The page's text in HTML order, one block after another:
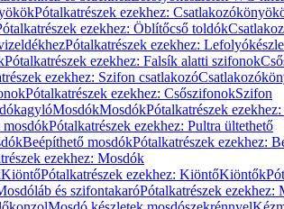
Pótalkatrészek ezekhez:
ezekhez: Öblítőcső toldók
Pótalkatrészek ezekhez:
Pótalkatrészek ezekhez: Falsík alatti szifonok
ezekhez: Szifon csatlakozó
Pótalkatrészek ezekhez: CsőszifonokSzifon
MosdókMosdókPótalkatrészek
mosdókPótalkatrészek ezekhez: Pultra ültethető
Beépíthető mosdókPótalkatrészek ezekhez:
ezekhez: Mosdók
KiöntőPótalkatrészek ezekhez: KiöntőKiöntők
és szifontakaróPótalkatrészek ezekhez: